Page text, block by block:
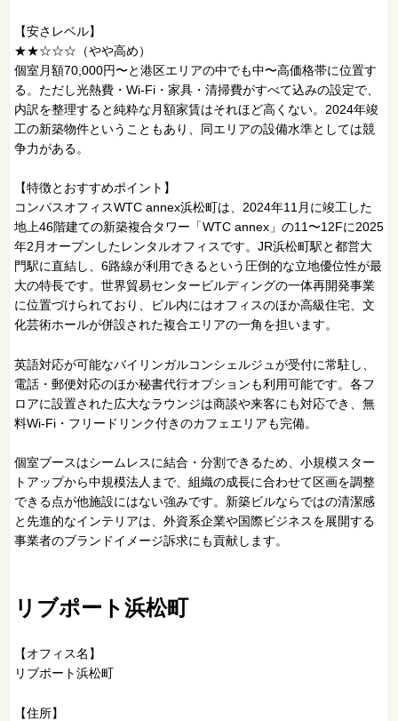
【安さレベル】
★★☆☆☆（やや高め）
個室月額70,000円〜と港区エリアの中でも中〜高価格帯に位置す
る。ただし光熱費・Wi-Fi・家具・清掃費がすべて込みの設定で、
内訳を整理すると純粋な月額家賃はそれほど高くない。2024年竣
工の新築物件ということもあり、同エリアの設備水準としては競
争力がある。
【特徴とおすすめポイント】
コンパスオフィスWTC annex浜松町は、2024年11月に竣工した
地上46階建ての新築複合タワー「WTC annex」の11〜12Fに2025
年2月オープンしたレンタルオフィスです。JR浜松町駅と都営大
門駅に直結し、6路線が利用できるという圧倒的な立地優位性が最
大の特長です。世界貿易センタービルディングの一体再開発事業
に位置づけられており、ビル内にはオフィスのほか高級住宅、文
化芸術ホールが併設された複合エリアの一角を担います。
英語対応が可能なバイリンガルコンシェルジュが受付に常駐し、
電話・郵便対応のほか秘書代行オプションも利用可能です。各フ
ロアに設置された広大なラウンジは商談や来客にも対応でき、無
料Wi-Fi・フリードリンク付きのカフェエリアも完備。
個室ブースはシームレスに結合・分割できるため、小規模スター
トアップから中規模法人まで、組織の成長に合わせて区画を調整
できる点が他施設にはない強みです。新築ビルならではの清潔感
と先進的なインテリアは、外資系企業や国際ビジネスを展開する
事業者のブランドイメージ訴求にも貢献します。
リブポート浜松町
【オフィス名】
リブポート浜松町
【住所】